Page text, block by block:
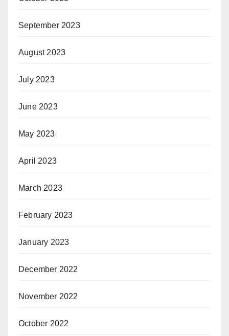
September 2023
August 2023
July 2023
June 2023
May 2023
April 2023
March 2023
February 2023
January 2023
December 2022
November 2022
October 2022